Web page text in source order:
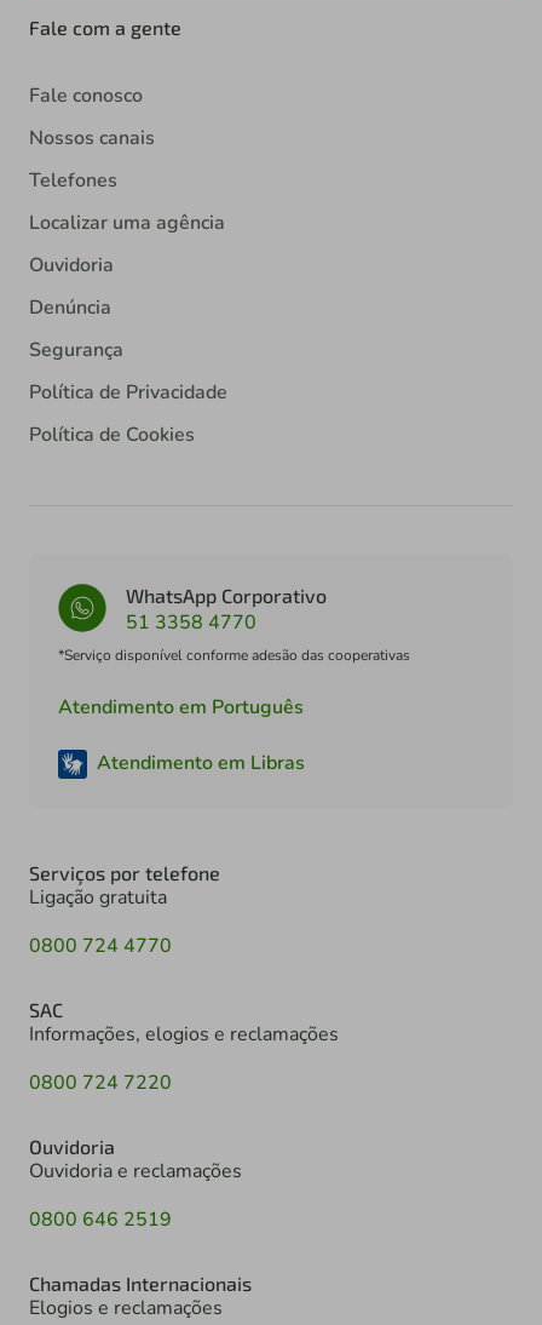
Fale com a gente
Fale conosco
Nossos canais
Telefones
Localizar uma agência
Ouvidoria
Denúncia
Segurança
Política de Privacidade
Política de Cookies
WhatsApp Corporativo
51 3358 4770
*Serviço disponível conforme adesão das cooperativas
Atendimento em Português
Atendimento em Libras
Serviços por telefone
Ligação gratuita
0800 724 4770
SAC
Informações, elogios e reclamações
0800 724 7220
Ouvidoria
Ouvidoria e reclamações
0800 646 2519
Chamadas Internacionais
Elogios e reclamações